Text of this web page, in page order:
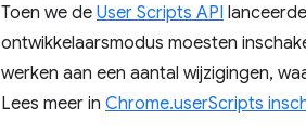
Toen we de User Scripts API
ontwikkelaarsmodus moesten
werken aan een aantal wijzigingen,
Lees meer in Chrome.userScripts